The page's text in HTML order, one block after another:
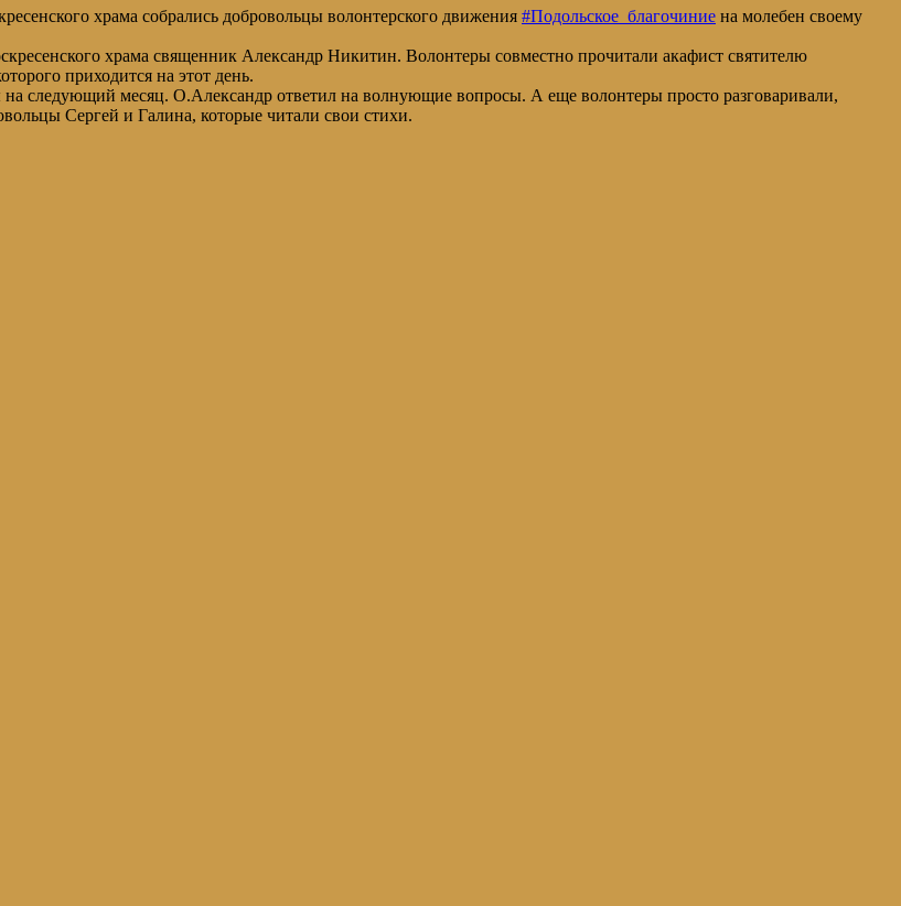
храма собрались добровольцы волонтерского движения #Подольское_благочиние на молебен своему
храма священник Александр Никитин. Волонтеры совместно прочитали акафист святителю
приходится на этот день.
следующий месяц. О.Александр ответил на волнующие вопросы. А еще волонтеры просто разговаривали,
Сергей и Галина, которые читали свои стихи.